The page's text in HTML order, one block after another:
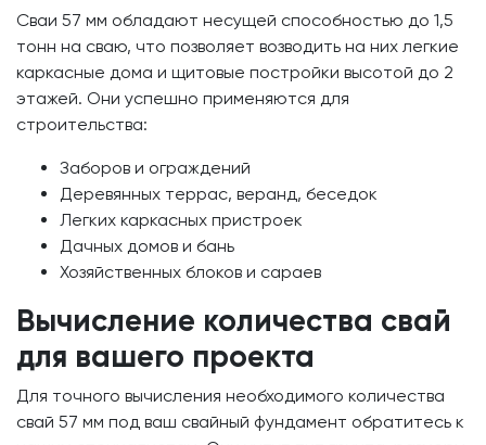
Сваи 57 мм обладают несущей способностью до 1,5
тонн на сваю, что позволяет возводить на них легкие
каркасные дома и щитовые постройки высотой до 2
этажей. Они успешно применяются для
строительства:
Заборов и ограждений
Деревянных террас, веранд, беседок
Легких каркасных пристроек
Дачных домов и бань
Хозяйственных блоков и сараев
Вычисление количества свай
для вашего проекта
Для точного вычисления необходимого количества
свай 57 мм под ваш свайный фундамент обратитесь к